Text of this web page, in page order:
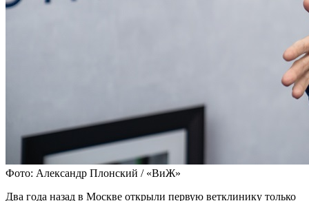
Фото: Александр Плонский / «ВиЖ»
Два года назад в Москве открыли первую ветклинику только